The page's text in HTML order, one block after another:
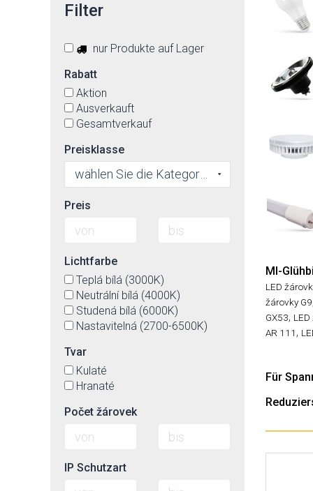
MI-
LED
žárovky G9
GX53,
AR 111 ,
Für
Filter
nur Produkte auf Lager
Rabatt
Aktion
Ausverkauft
Gesamtverkauf
Preisklasse
Preis
Lichtfarbe
Teplá bílá (3000K)
Neutrální bílá (4000K)
Studená bílá (6000K)
Nastavitelná (2700-6500K)
Tvar
Kulaté
Hranaté
Počet žárovek
IP Schutzart